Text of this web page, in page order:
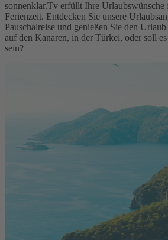
sonnenklar.Tv erfüllt Ihre Urlaubswünsche
Ferienzeit. Entdecken Sie unsere
Pauschalreise und genießen Sie den
auf den Kanaren, in der Türkei, oder soll
sein?